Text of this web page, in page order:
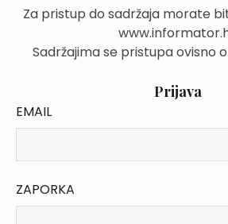
Za pristup do sadržaja morate
Sadržajima se pristupa ovisno
Prijava
EMAIL
ZAPORKA